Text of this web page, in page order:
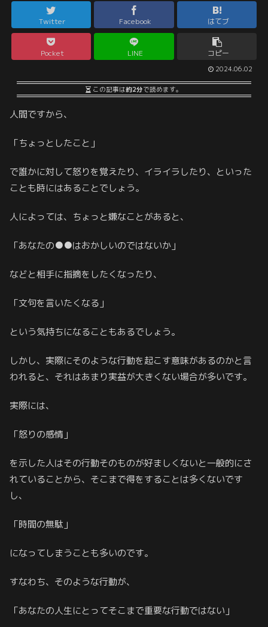
Twitter Facebook はてブ
Pocket LINE コピー
2024.06.02
この記事は約2分で読めます。
人間ですから、
「ちょっとしたこと」
で誰かに対して怒りを覚えたり、イライラしたり、といった
ことも時にはあることでしょう。
人によっては、ちょっと嫌なことがあると、
「あなたの●●はおかしいのではないか」
などと相手に指摘をしたくなったり、
「文句を言いたくなる」
という気持ちになることもあるでしょう。
しかし、実際にそのような行動を起こす意味があるのかと言
われると、それはあまり実益が大きくない場合が多いです。
実際には、
「怒りの感情」
を示した人はその行動そのものが好ましくないと一般的にさ
れていることから、そこまで得をすることは多くないです
し、
「時間の無駄」
になってしまうことも多いのです。
すなわち、そのような行動が、
「あなたの人生にとってそこまで重要な行動ではない」